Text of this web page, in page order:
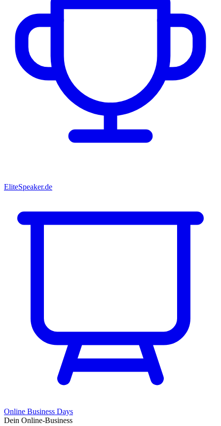
EliteSpeaker.de
Online Business Days
Dein Online-Business